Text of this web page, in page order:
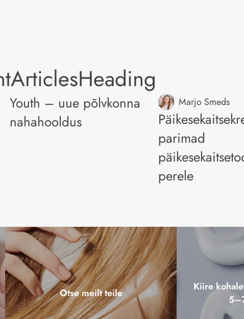
Youth – uue põlvkonna
nahahooldus
Marjo Smeds
parimad
perele
Otse meilt teile
Kiire